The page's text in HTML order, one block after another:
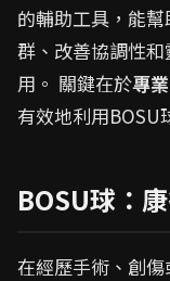
的輔助工具，能
群、改善協調性
用。 關鍵在於專
有效地利用BOSU
BOSU球：
在經歷手術、創